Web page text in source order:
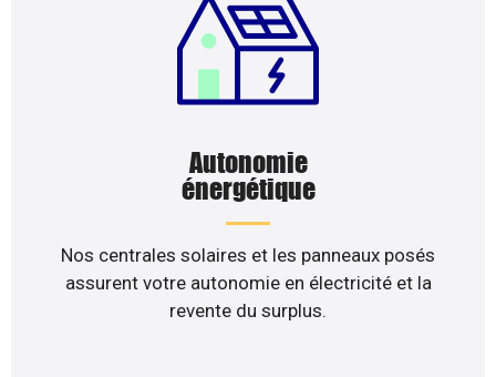
Autonomie
énergétique
Nos centrales solaires et les panneaux posés
assurent votre autonomie en électricité et la
revente du surplus.